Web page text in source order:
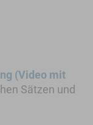
(Video mit
Sätzen und